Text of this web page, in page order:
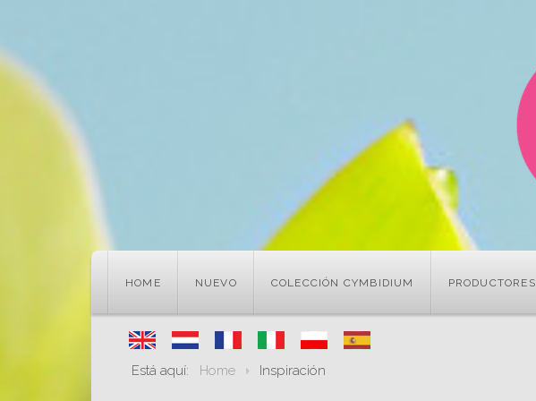
HOME NUEVO COLECCIÓN CYMBIDIUM PRODUCTORES
Está aquí: Home Inspiración